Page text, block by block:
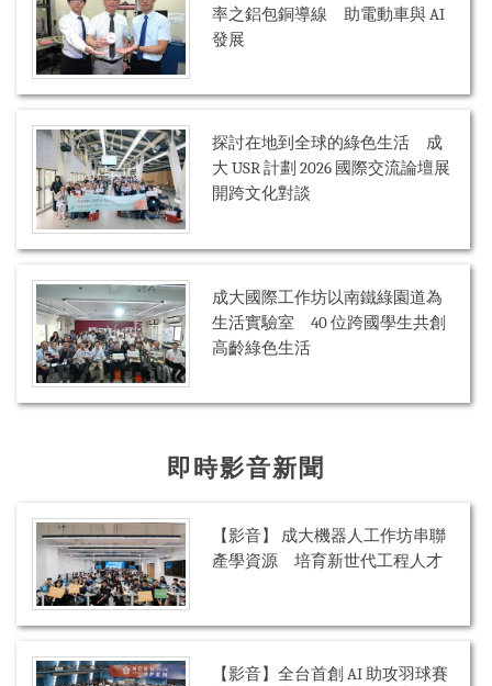
率之鋁包銅導線 助電動車與 AI
發展
探討在地到全球的綠色生活 成
大 USR 計劃 2026 國際交流論壇展
開跨文化對談
成大國際工作坊以南鐵綠園道為
生活實驗室 40 位跨國學生共創
高齡綠色生活
即時影音新聞
【影音】 成大機器人工作坊串聯
產學資源 培育新世代工程人才
【影音】全台首創 AI 助攻羽球賽